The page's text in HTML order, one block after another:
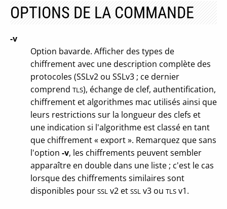
OPTIONS DE LA COMMANDE
-v
Option bavarde. Afficher des types de
chiffrement avec une description complète des
protocoles (SSLv2 ou SSLv3 ; ce dernier
comprend TLS), échange de clef, authentification,
chiffrement et algorithmes mac utilisés ainsi que
leurs restrictions sur la longueur des clefs et
une indication si l'algorithme est classé en tant
que chiffrement « export ». Remarquez que sans
l'option -v, les chiffrements peuvent sembler
apparaître en double dans une liste ; c'est le cas
lorsque des chiffrements similaires sont
disponibles pour SSL v2 et SSL v3 ou TLS v1.